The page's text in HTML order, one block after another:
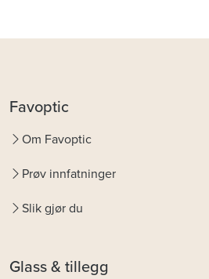
Favoptic
Om Favoptic
Prøv innfatninger
Slik gjør du
Glass & tillegg